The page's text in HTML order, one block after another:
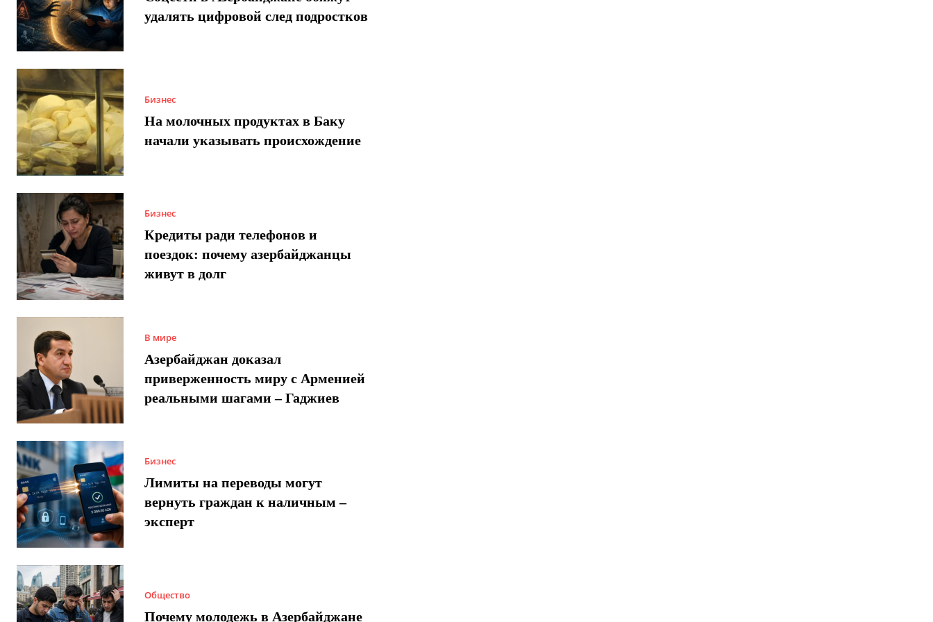
удалять цифровой след подростков
Бизнес
На молочных продуктах в Баку
начали указывать происхождение
Бизнес
Кредиты ради телефонов и
поездок: почему азербайджанцы
живут в долг
В мире
Азербайджан доказал
приверженность миру с Арменией
реальными шагами – Гаджиев
Бизнес
Лимиты на переводы могут
вернуть граждан к наличным –
эксперт
Общество
Почему молодежь в Азербайджане